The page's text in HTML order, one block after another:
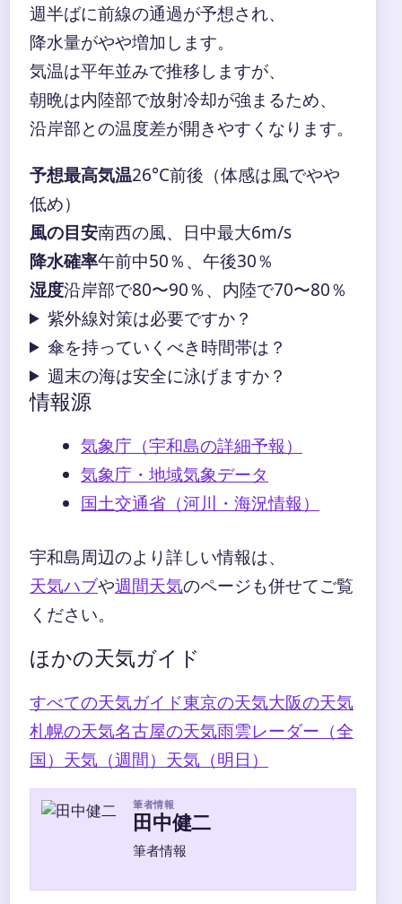
週半ばに前線の通過が予想され、
降水量がやや増加します。
気温は平年並みで推移しますが、
朝晩は内陸部で放射冷却が強まるため、
沿岸部との温度差が開きやすくなります。
予想最高気温26°C前後（体感は風でやや
低め）
風の目安南西の風、日中最大6m/s
降水確率午前中50％、午後30％
湿度沿岸部で80〜90％、内陸で70〜80％
紫外線対策は必要ですか？
傘を持っていくべき時間帯は？
週末の海は安全に泳げますか？
情報源
気象庁（宇和島の詳細予報）
気象庁・地域気象データ
国土交通省（河川・海況情報）
宇和島周辺のより詳しい情報は、
天気ハブや週間天気のページも併せてご覧
ください。
ほかの天気ガイド
すべての天気ガイド東京の天気大阪の天気
札幌の天気名古屋の天気雨雲レーダー（全
国） 天気（週間） 天気（明日）
筆者情報
田中健二
筆者情報